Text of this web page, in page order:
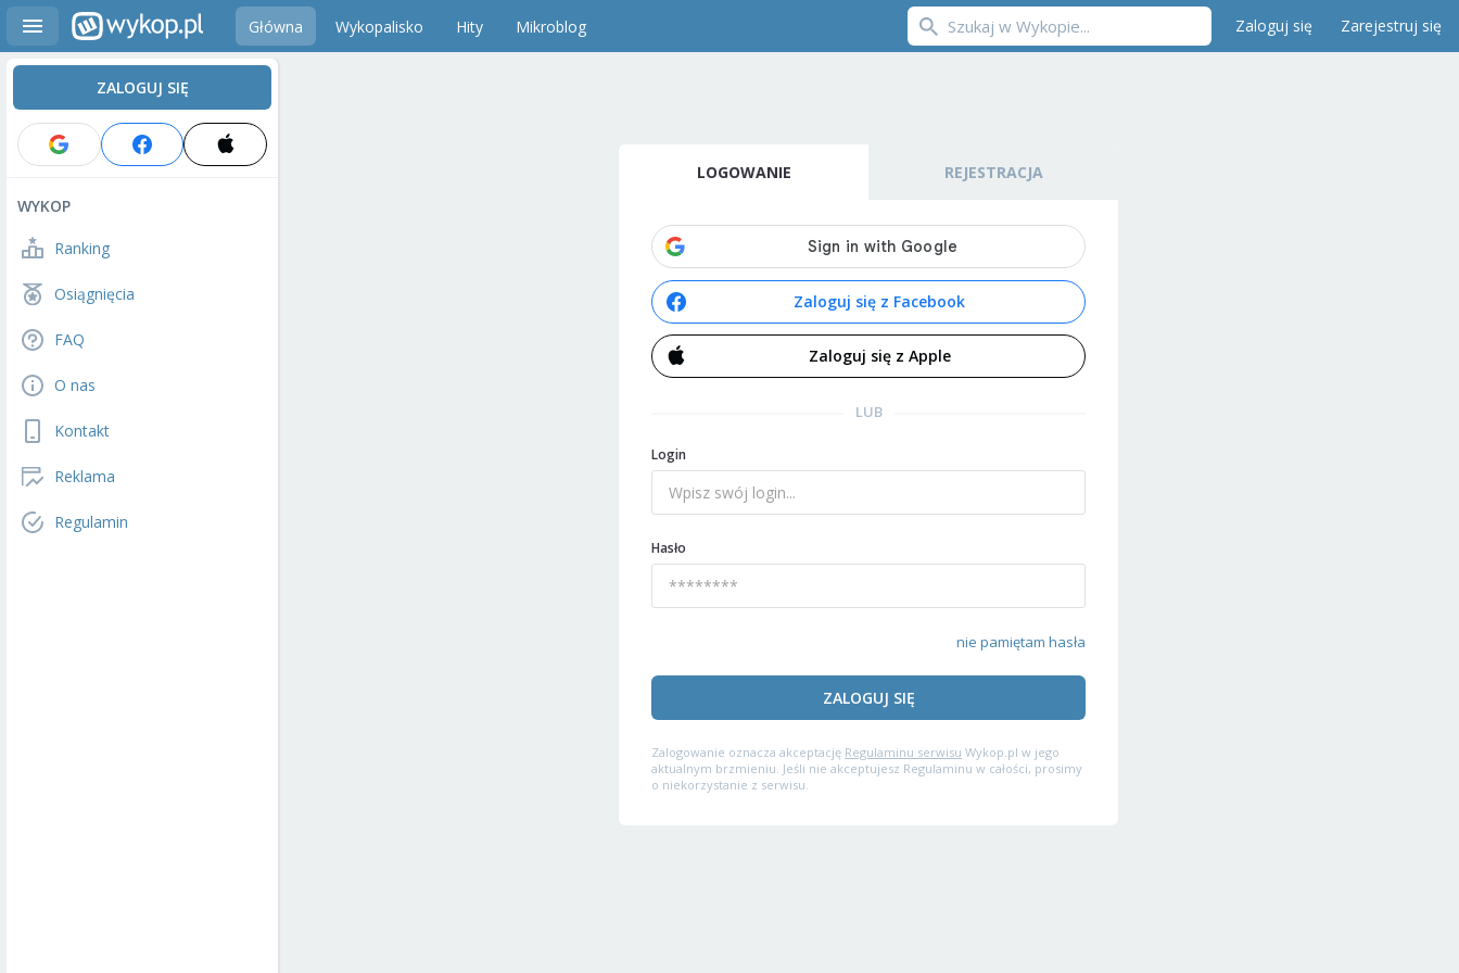
Główna Wykopalisko Hity Mikroblog Zaloguj się Zarejestruj się
ZALOGUJ SIĘ
WYKOP
Ranking
Osiągnięcia
FAQ
O nas
Kontakt
Reklama
Regulamin
LOGOWANIE REJESTRACJA
Zaloguj się z Facebook
Zaloguj się z Apple
LUB
Login
Hasło
nie pamiętam hasła
ZALOGUJ SIĘ
Zalogowanie oznacza akceptację Regulaminu serwisu Wykop.pl w jego
aktualnym brzmieniu. Jeśli nie akceptujesz Regulaminu w całości, prosimy
o niekorzystanie z serwisu.